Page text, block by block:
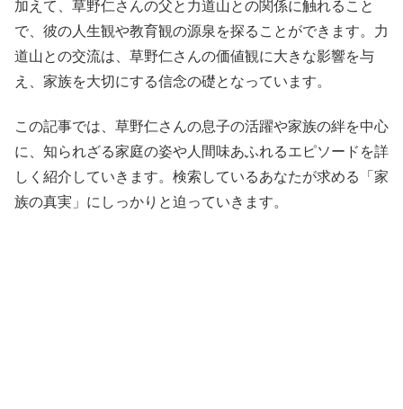
加えて、草野仁さんの父と力道山との関係に触れること
で、彼の人生観や教育観の源泉を探ることができます。力
道山との交流は、草野仁さんの価値観に大きな影響を与
え、家族を大切にする信念の礎となっています。
この記事では、草野仁さんの息子の活躍や家族の絆を中心
に、知られざる家庭の姿や人間味あふれるエピソードを詳
しく紹介していきます。検索しているあなたが求める「家
族の真実」にしっかりと迫っていきます。